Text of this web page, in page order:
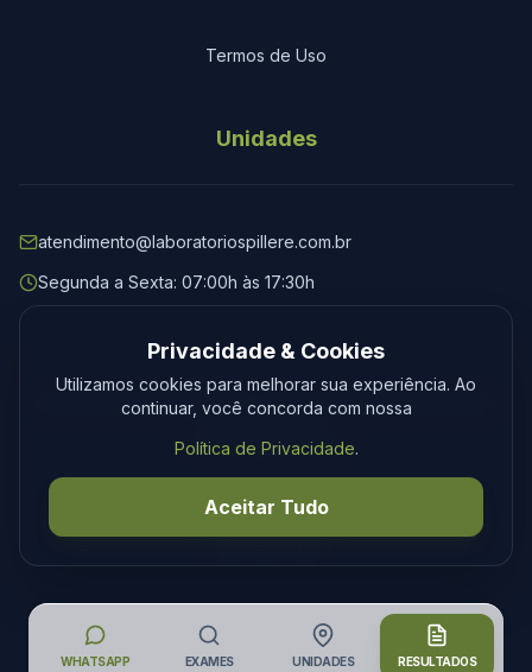
Termos de Uso
Unidades
atendimento@laboratoriospillere.com.br
Segunda a Sexta: 07:00h às 17:30h
© 2026 Laboratório Spillere. Todos os direitos reservados.
PrivacidadeTermos
DesenvolvimentoTecmedia
Privacidade & Cookies
Utilizamos cookies para melhorar sua experiência. Ao
continuar, você concorda com nossa
Política de Privacidade.
Aceitar Tudo
WHATSAPP EXAMES UNIDADES RESULTADOS